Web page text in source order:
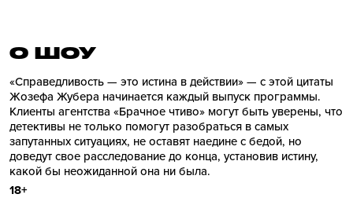
О ШОУ
«Справедливость — это истина в действии» — с этой цитаты
Жозефа Жубера начинается каждый выпуск программы.
Клиенты агентства «Брачное чтиво» могут быть уверены, что
детективы не только помогут разобраться в самых
запутанных ситуациях, не оставят наедине с бедой, но
доведут свое расследование до конца, установив истину,
какой бы неожиданной она ни была.
18+